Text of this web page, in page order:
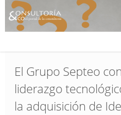
Actualidad
Directorio
El Grupo Septeo
liderazgo
la adquisición de